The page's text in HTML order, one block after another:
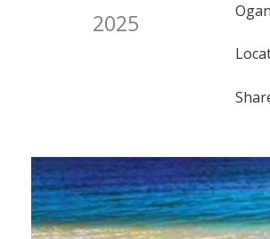
2025